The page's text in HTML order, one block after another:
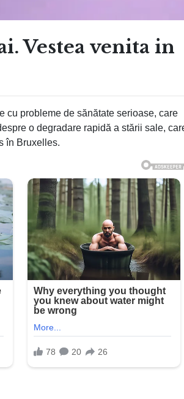
Vestea venita in
cu probleme de sănătate serioase, care
o degradare rapidă a stării sale,
în Bruxelles.